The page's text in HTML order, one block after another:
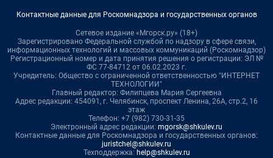
Контактные данные для Роскомнадзора и государственных органов
Сетевое издание «Мгорск.ру» (18+)
Зарегистрировано Федеральной службой по надзору в сфере связи,
информационных технологий и массовых коммуникаций (Роскомнадзор)
Регистрационный номер и дата принятия решения о регистрации: ЭЛ №
ФС 77-84712 от 06.02.2023 г.
Учредитель: Общество с ограниченной ответственностью "ИНТЕРНЕТ
ТЕХНОЛОГИИ"
Главный редактор: Филипцева Мария Сергеевна
Адрес редакции: 454091, г. Челябинск, проспект Ленина, 26А, стр.2, 16
этаж
Телефон: +7 (982) 730-31-35
Электронный адрес редакции: mgorsk@shkulev.ru
Контактные данные для Роскомнадзора и государственных органов:
juristchel@shkulev.ru
Техподдержка: help@shkulev.ru